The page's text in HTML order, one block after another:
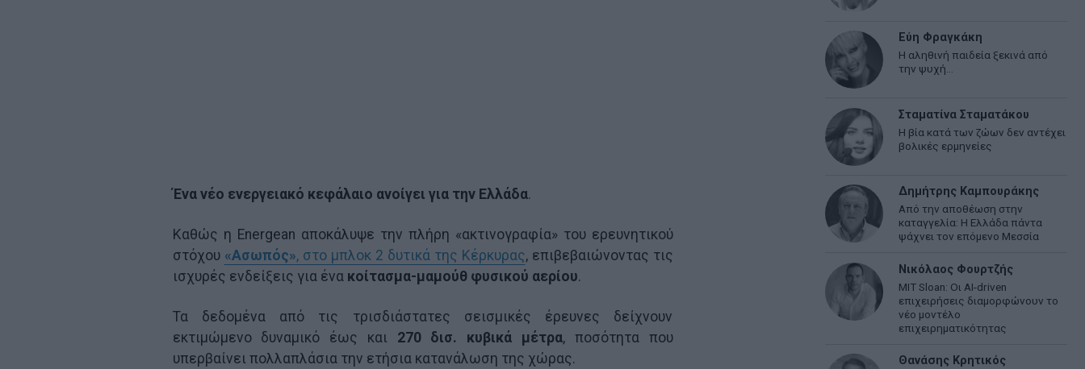
Ένα νέο ενεργειακό κεφάλαιο ανοίγει για την Ελλάδα.
Καθώς η Energean αποκάλυψε την πλήρη «ακτινογραφία» του ερευνητικού
στόχου «Ασωπός», στο μπλοκ 2 δυτικά της Κέρκυρας, επιβεβαιώνοντας τις
ισχυρές ενδείξεις για ένα κοίτασμα-μαμούθ φυσικού αερίου.
Τα δεδομένα από τις τρισδιάστατες σεισμικές έρευνες δείχνουν
εκτιμώμενο δυναμικό έως και 270 δισ. κυβικά μέτρα, ποσότητα που
υπερβαίνει πολλαπλάσια την ετήσια κατανάλωση της χώρας.
Εύη Φραγκάκη
Η αληθινή παιδεία ξεκινά από
την ψυχή…
Σταματίνα Σταματάκου
Η βία κατά των ζώων δεν αντέχει
βολικές ερμηνείες
Δημήτρης Καμπουράκης
Από την αποθέωση στην
καταγγελία: Η Ελλάδα πάντα
ψάχνει τον επόμενο Μεσσία
Νικόλαος Φουρτζής
MIT Sloan: Οι AI-driven
επιχειρήσεις διαμορφώνουν το
νέο μοντέλο
επιχειρηματικότητας
Θανάσης Κρητικός